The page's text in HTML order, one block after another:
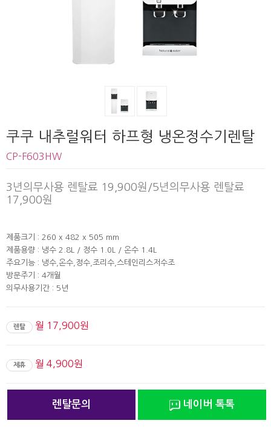
쿠쿠 내추럴워터 하프형 냉온정수기렌탈
CP-F603HW
3년의무사용 렌탈료 19,900원/5년의무사용 렌탈료
17,900원
제품크기 : 260 x 482 x 505 mm
제품용량 : 냉수 2.8L / 정수 1.0L / 온수 1.4L
주요기능 : 냉수,온수,정수,조리수,스테인리스저수조
방문주기 : 4개월
의무사용기간 : 5년
렌탈 월 17,900원
제휴 월 4,900원
렌탈문의 네이버 톡톡